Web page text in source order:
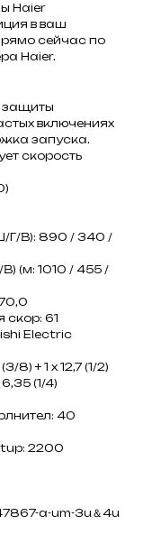
Haier
в ваш
сейчас по
Haier.
защиты
включениях
запуска.
скорость
Г/В): 890 / 340 /
(м: 1010 / 455 /
скор: 61
Electric
+ 1 x 12,7 (1/2)
(1/4)
40
2200
a-um-3u＆4u